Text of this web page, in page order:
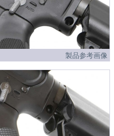
製品参考画像